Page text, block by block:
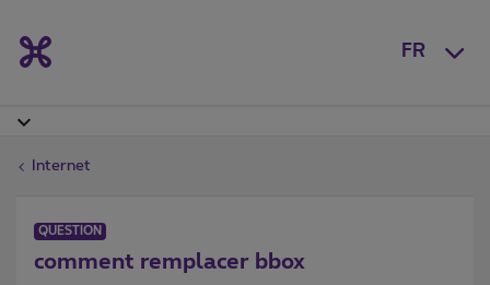
FR
Internet
QUESTION
comment remplacer bbox